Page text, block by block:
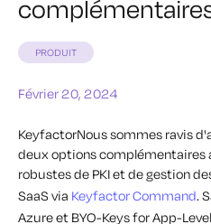
PRODUIT
Février 20, 2024
KeyfactorNous sommes ravis
deux options complémentaires
robustes de PKI et de gestion
SaaS via Keyfactor Command.
Azure et BYO-Keys for App-